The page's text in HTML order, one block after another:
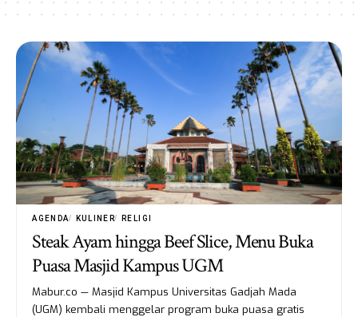
AGENDA KULINER RELIGI
Steak Ayam hingga Beef Slice, Menu Buka
Puasa Masjid Kampus UGM
Mabur.co — Masjid Kampus Universitas Gadjah Mada
(UGM) kembali menggelar program buka puasa gratis